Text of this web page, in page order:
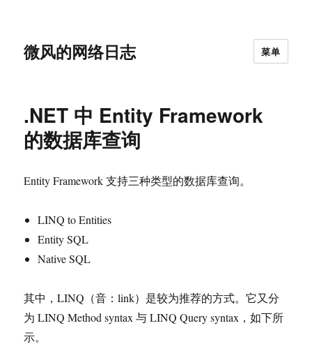
微风的网络日志 菜单
.NET 中 Entity Framework
的数据库查询
Entity Framework 支持三种类型的数据库查询。
LINQ to Entities
Entity SQL
Native SQL
其中，LINQ（音：link）是较为推荐的方式。它又分
为 LINQ Method syntax 与 LINQ Query syntax，如下所
示。